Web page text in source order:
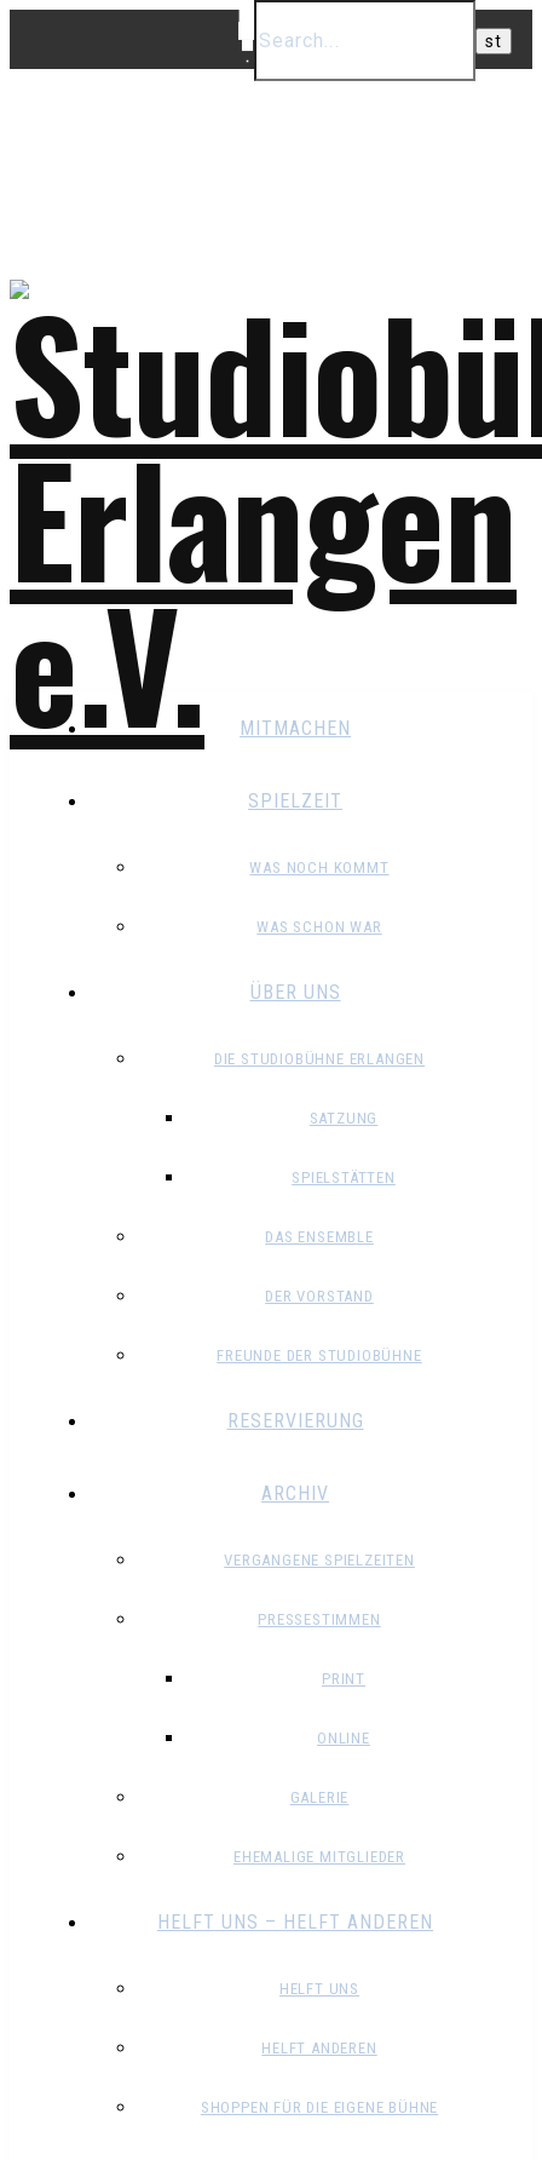
MITMACHEN
SPIELZEIT
WAS NOCH KOMMT
WAS SCHON WAR
ÜBER UNS
DIE STUDIOBÜHNE ERLANGEN
SATZUNG
SPIELSTÄTTEN
DAS ENSEMBLE
DER VORSTAND
FREUNDE DER STUDIOBÜHNE
RESERVIERUNG
ARCHIV
VERGANGENE SPIELZEITEN
PRESSESTIMMEN
PRINT
ONLINE
GALERIE
EHEMALIGE MITGLIEDER
HELFT UNS – HELFT ANDEREN
HELFT UNS
HELFT ANDEREN
SHOPPEN FÜR DIE EIGENE BÜHNE